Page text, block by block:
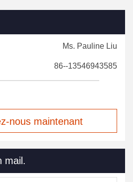
Ms. Pauline Liu
86--13546943585
nous maintenant
mail.